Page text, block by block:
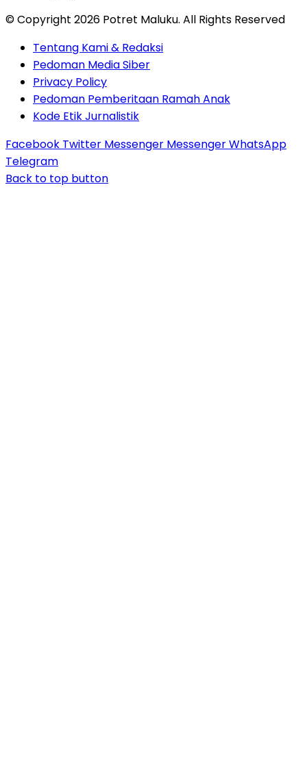
© Copyright 2026 Potret Maluku. All Rights Reserved
Tentang Kami & Redaksi
Pedoman Media Siber
Privacy Policy
Pedoman Pemberitaan Ramah Anak
Kode Etik Jurnalistik
Facebook Twitter Messenger MessengerWhatsApp
Telegram
Back to top button